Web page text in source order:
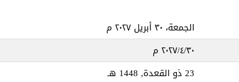
الجمعة، ٣٠ أبريل ٢٠٢٧ م
٣٠‏/٤‏/٢٠٢٧ م
23 ذو القعدة, 1448 هـ